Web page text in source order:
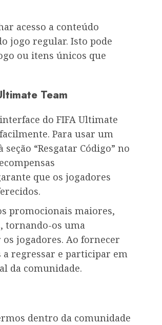
acesso a conteúdo
jogo regular. Isto pode
ou itens únicos que
Team
do FIFA Ultimate
Para usar um
“Resgatar Código” no
que os jogadores
promocionais maiores,
tornando-os uma
jogadores. Ao fornecer
a regressar e participar em
da comunidade.
dentro da comunidade